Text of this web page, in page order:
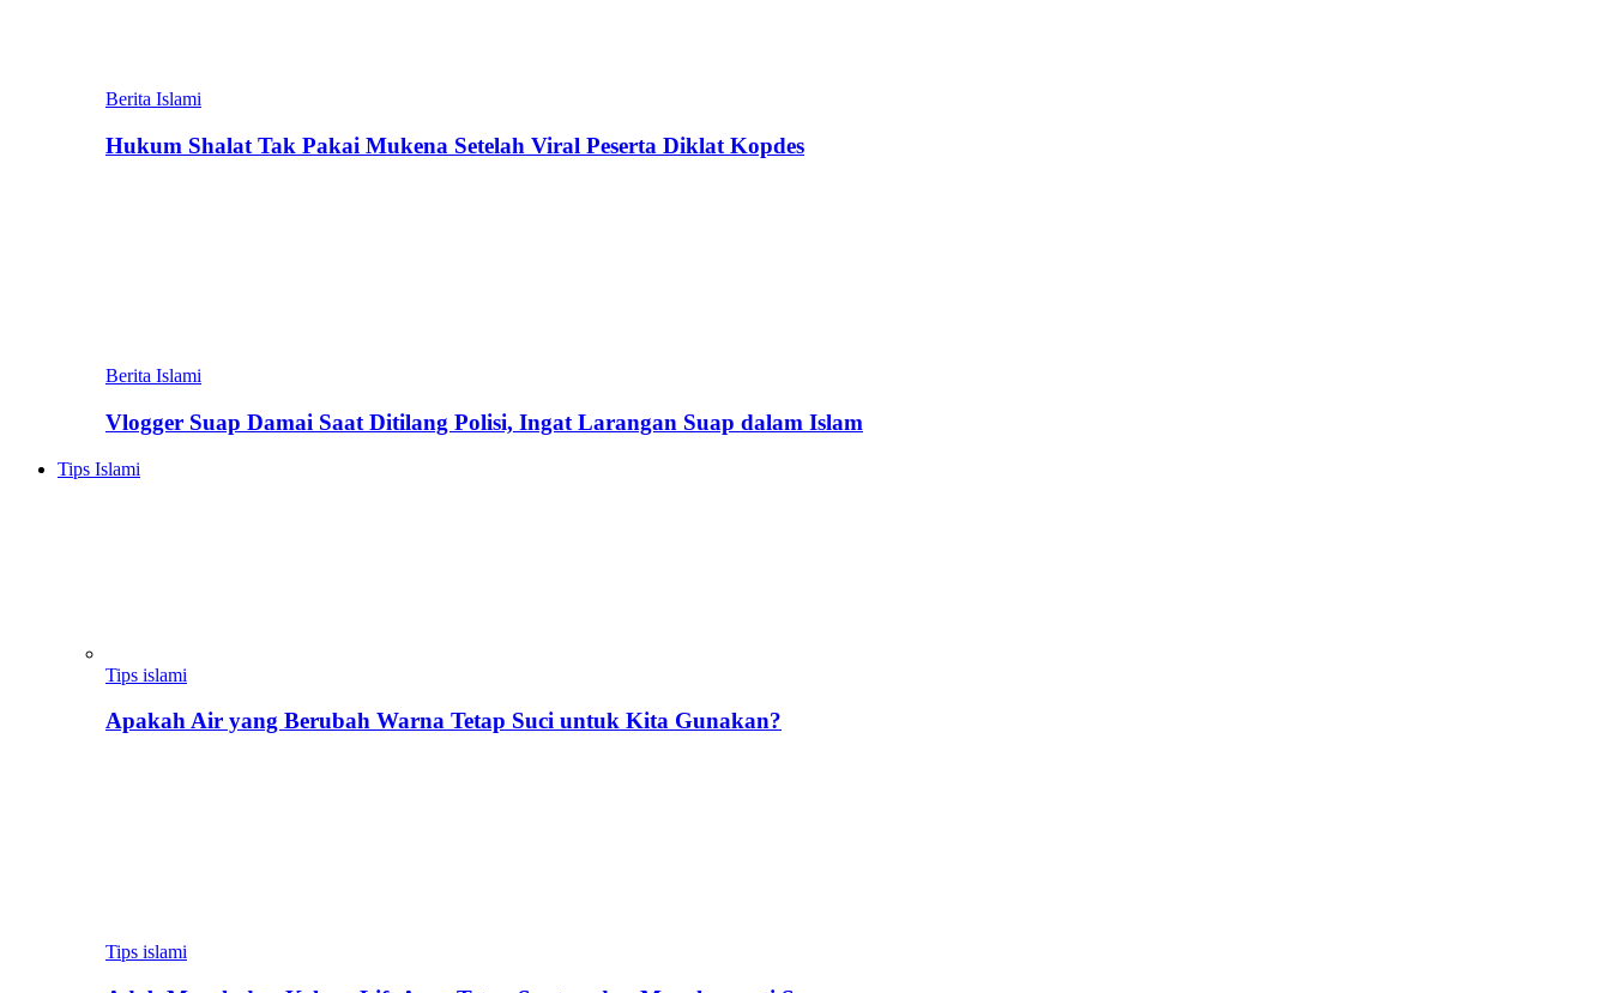
Berita Islami
Hukum Shalat Tak Pakai Mukena Setelah Viral Peserta Diklat Kopdes
Berita Islami
Vlogger Suap Damai Saat Ditilang Polisi, Ingat Larangan Suap dalam Islam
Tips Islami
Tips islami
Apakah Air yang Berubah Warna Tetap Suci untuk Kita Gunakan?
Tips islami